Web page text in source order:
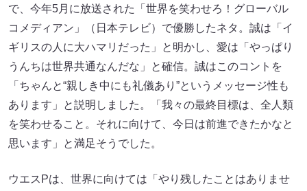
で、今年5月に放送された「世界を笑わせろ！グローバル
コメディアン」（日本テレビ）で優勝したネタ。誠は「イ
ギリスの人に大ハマリだった」と明かし、愛は「やっぱり
うんちは世界共通なんだな」と確信。誠はこのコントを
「ちゃんと“親しき中にも礼儀あり”というメッセージ性も
あります」と説明しました。「我々の最終目標は、全人類
を笑わせること。それに向けて、今日は前進できたかなと
思います」と満足そうでした。
ウエスPは、世界に向けては「やり残したことはありませ